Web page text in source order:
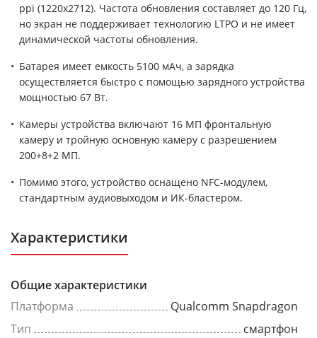
ppi (1220x2712). Частота обновления составляет до 120 Гц,
но экран не поддерживает технологию LTPO и не имеет
динамической частоты обновления.
Батарея имеет емкость 5100 мАч, а зарядка
осуществляется быстро с помощью зарядного устройства
мощностью 67 Вт.
Камеры устройства включают 16 МП фронтальную
камеру и тройную основную камеру с разрешением
200+8+2 МП.
Помимо этого, устройство оснащено NFC-модулем,
стандартным аудиовыходом и ИК-бластером.
Характеристики
Общие характеристики
Платформа
Qualcomm Snapdragon
Тип
смартфон